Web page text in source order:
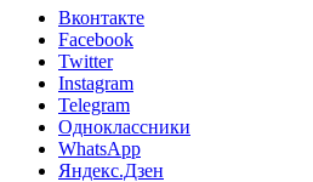
Вконтакте
Facebook
Twitter
Instagram
Telegram
Одноклассники
WhatsApp
Яндекс.Дзен